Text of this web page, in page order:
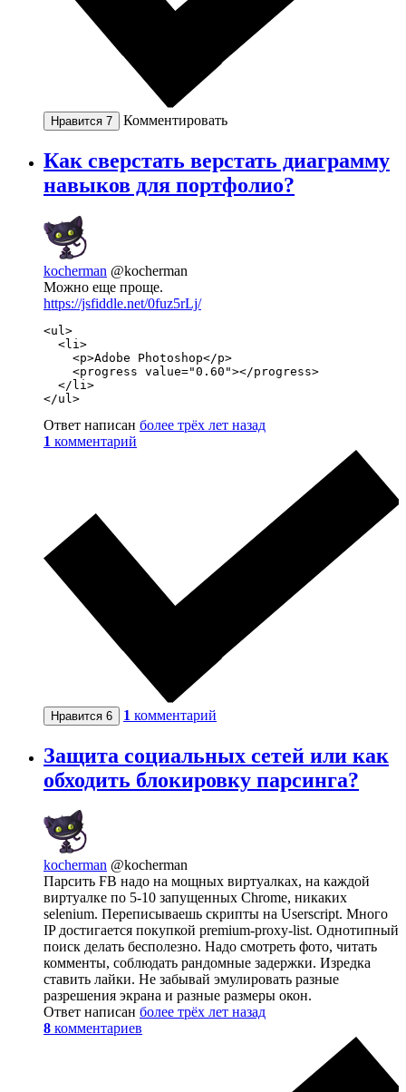
Нравится 7 Комментировать
Как сверстать верстать диаграмму
навыков для портфолио?
kocherman @kocherman
Можно еще проще.
https://jsfiddle.net/0fuz5rLj/
<ul>
  <li>
    <p>Adobe Photoshop</p>
    <progress value="0.60"></progress>
  </li>
</ul>
Ответ написан более трёх лет назад
1 комментарий
Нравится 6 1 комментарий
Защита социальных сетей или как
обходить блокировку парсинга?
kocherman @kocherman
Парсить FB надо на мощных виртуалках, на каждой
виртуалке по 5-10 запущенных Chrome, никаких
selenium. Переписываешь скрипты на Userscript. Много
IP достигается покупкой premium-proxy-list. Однотипный
поиск делать бесполезно. Надо смотреть фото, читать
комменты, соблюдать рандомные задержки. Изредка
ставить лайки. Не забывай эмулировать разные
разрешения экрана и разные размеры окон.
Ответ написан более трёх лет назад
8 комментариев